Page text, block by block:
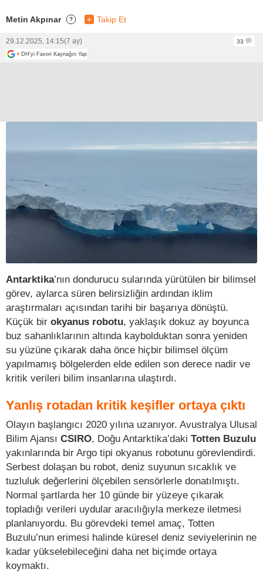
Metin Akpınar ? + Takip Et
29.12.2025, 14:15(7 ay)
33
+ DH'yi Favori Kaynağın Yap
Antarktika’nın dondurucu sularında yürütülen bir bilimsel
görev, aylarca süren belirsizliğin ardından iklim
araştırmaları açısından tarihi bir başarıya dönüştü.
Küçük bir okyanus robotu, yaklaşık dokuz ay boyunca
buz sahanlıklarının altında kaybolduktan sonra yeniden
su yüzüne çıkarak daha önce hiçbir bilimsel ölçüm
yapılmamış bölgelerden elde edilen son derece nadir ve
kritik verileri bilim insanlarına ulaştırdı.
Yanlış rotadan kritik keşifler ortaya çıktı
Olayın başlangıcı 2020 yılına uzanıyor. Avustralya Ulusal
Bilim Ajansı CSIRO, Doğu Antarktika’daki Totten Buzulu
yakınlarında bir Argo tipi okyanus robotunu görevlendirdi.
Serbest dolaşan bu robot, deniz suyunun sıcaklık ve
tuzluluk değerlerini ölçebilen sensörlerle donatılmıştı.
Normal şartlarda her 10 günde bir yüzeye çıkarak
topladığı verileri uydular aracılığıyla merkeze iletmesi
planlanıyordu. Bu görevdeki temel amaç, Totten
Buzulu’nun erimesi halinde küresel deniz seviyelerinin ne
kadar yükselebileceğini daha net biçimde ortaya
koymaktı.